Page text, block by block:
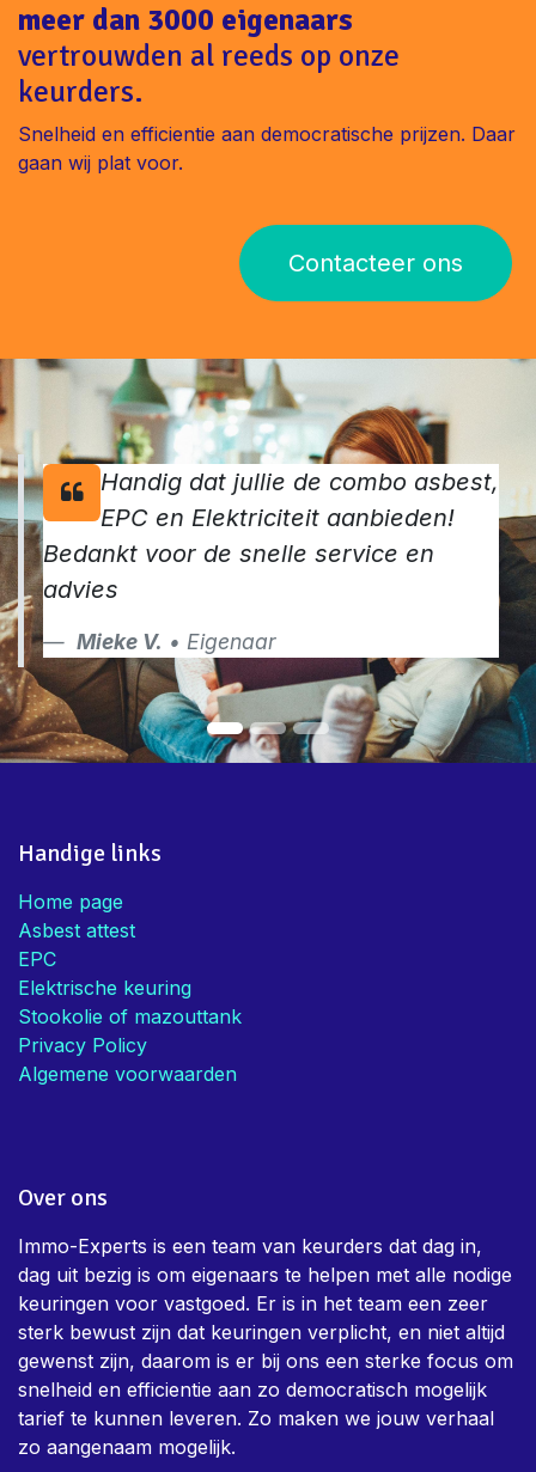
meer dan 3000 eigenaars
vertrouwden al reeds op onze
keurders.
Snelheid en efficientie aan democratische prijzen. Daar
gaan wij plat voor.
Contacteer ons
Handig dat jullie de combo asbest,
EPC en Elektriciteit aanbieden!
Bedankt voor de snelle service en
advies
Mieke V. • Eigenaar
Handige links
Home page
Asbest attest
EPC
Elektrische keuring
Stookolie of mazouttank
Privacy Policy
Algemene voorwaarden
Over ons
Immo-Experts is een team van keurders dat dag in,
dag uit bezig is om eigenaars te helpen met alle nodige
keuringen voor vastgoed. Er is in het team een zeer
sterk bewust zijn dat keuringen verplicht, en niet altijd
gewenst zijn, daarom is er bij ons een sterke focus om
snelheid en efficientie aan zo democratisch mogelijk
tarief te kunnen leveren. Zo maken we jouw verhaal
zo aangenaam mogelijk.